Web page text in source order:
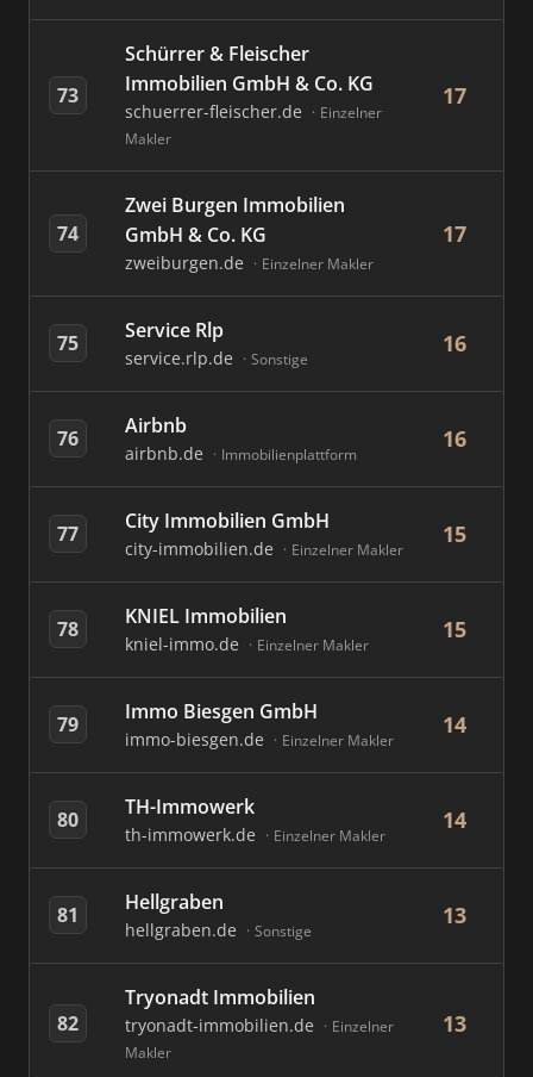
73
Schürrer & Fleischer
Immobilien GmbH & Co. KG
schuerrer-fleischer.de
Einzelner
Makler
17
74
Zwei Burgen Immobilien
GmbH & Co. KG
zweiburgen.de Einzelner Makler
17
75 Service Rlp
service.rlp.de Sonstige
16
76 Airbnb
airbnb.de Immobilienplattform
16
77 City Immobilien GmbH
city-immobilien.de Einzelner Makler
15
78 KNIEL Immobilien
kniel-immo.de Einzelner Makler
15
79 Immo Biesgen GmbH
immo-biesgen.de Einzelner Makler
14
80 TH-Immowerk
th-immowerk.de Einzelner Makler
14
81 Hellgraben
hellgraben.de Sonstige
13
82
Tryonadt Immobilien
tryonadt-immobilien.de
Einzelner
Makler
13